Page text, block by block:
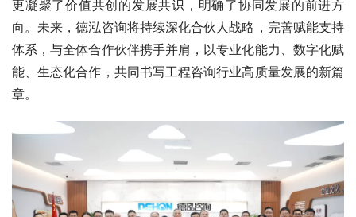
更凝聚了价值共创的发展共识，明确了协同发展的前进方
向。未来，德泓咨询将持续深化合伙人战略，完善赋能支持
体系，与全体合作伙伴携手并肩，以专业化能力、数字化赋
能、生态化合作，共同书写工程咨询行业高质量发展的新篇
章。